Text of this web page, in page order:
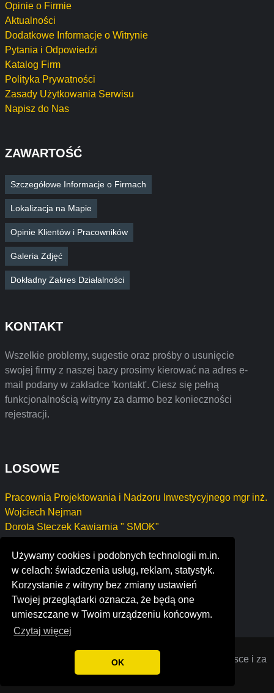
Używamy cookies i podobnych technologii m.in.
w celach: świadczenia usług, reklam, statystyk.
Korzystanie z witryny bez zmiany ustawień
Twojej przeglądarki oznacza, że będą one
umieszczane w Twoim urządzeniu końcowym.
Czytaj więcej
OK
Opinie o Firmie
Aktualności
Dodatkowe Informacje o Witrynie
Pytania i Odpowiedzi
Katalog Firm
Polityka Prywatności
Zasady Użytkowania Serwisu
Napisz do Nas
ZAWARTOŚĆ
Szczegółowe Informacje o Firmach
Lokalizacja na Mapie
Opinie Klientów i Pracowników
Galeria Zdjęć
Dokładny Zakres Działalności
KONTAKT
Wszelkie problemy, sugestie oraz prośby o usunięcie
swojej firmy z naszej bazy prosimy kierować na adres e-
mail podany w zakładce 'kontakt'. Ciesz się pełną
funkcjonalnością witryny za darmo bez konieczności
rejestracji.
LOSOWE
Pracownia Projektowania i Nadzoru Inwestycyjnego mgr inż.
Wojciech Nejman
Dorota Steczek Kawiarnia " SMOK"
Lex Omnis Kancelaria Radcy Prawnego Roksana
Kwiatkowska
lusologia, sgps s.a.
wordoor technology co.,ltd
© 2022 Opinie o firmach założonych w Polsce i za
granicą. Wszystkie prawa zastrzeżone.